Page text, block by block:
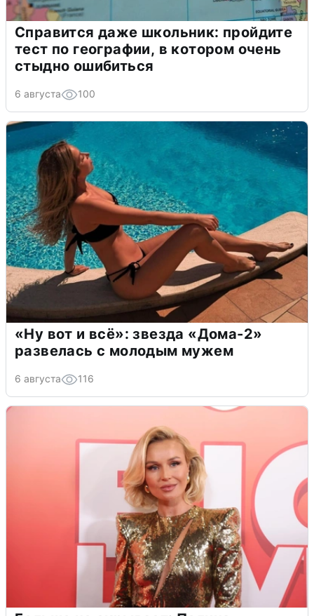
Справится даже школьник: пройдите
тест по географии, в котором очень
стыдно ошибиться
6 августа 100
«Ну вот и всё»: звезда «Дома-2»
развелась с молодым мужем
6 августа 116